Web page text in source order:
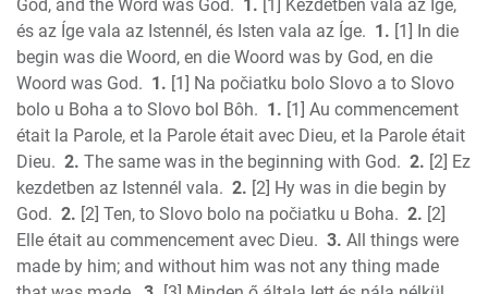
1 Chronicles
2 Chronicles
Ezra
Nehemiah
Esther
Job
Psalms
Proverbs
Ecclesiastes
S of Solomon
God, and the Word was God. 1. [1] Kezdetben vala az Íge,
és az Íge vala az Istennél, és Isten vala az Íge. 1. [1] In die
begin was die Woord, en die Woord was by God, en die
Woord was God. 1. [1] Na počiatku bolo Slovo a to Slovo
bolo u Boha a to Slovo bol Bôh. 1. [1] Au commencement
était la Parole, et la Parole était avec Dieu, et la Parole était
Dieu. 2. The same was in the beginning with God. 2. [2] Ez
kezdetben az Istennél vala. 2. [2] Hy was in die begin by
God. 2. [2] Ten, to Slovo bolo na počiatku u Boha. 2. [2]
Elle était au commencement avec Dieu. 3. All things were
made by him; and without him was not any thing made